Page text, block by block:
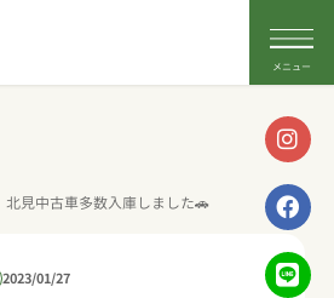
北見中古車多数入庫しました🚗
2023/01/27